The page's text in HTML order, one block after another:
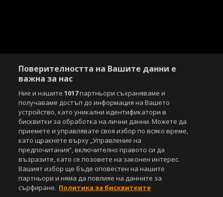
Поверителността на Вашите данни е
важна за нас
Ние и нашите1017партньори съхраняваме и
получаваме достъп до информация на Вашето
устройство, като уникални идентификатори в
бисквитки за обработка на лични данни. Можете да
приемете и управлявате своя избор по всяко време,
като щракнете върху „Управление на
предпочитания“, включително правото си да
възразите, като се позовете на законен интерес.
Вашият избор ще бъде оповестен на нашите
партньори и няма да повлияе на данните за
сърфиране. Политика за бисквитките